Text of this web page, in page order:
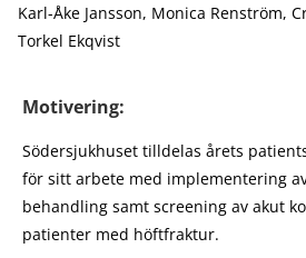
Karl-Åke Jansson, Monica Renström,
Torkel Ekqvist
Motivering:
Södersjukhuset tilldelas årets
för sitt arbete med implementering
behandling samt screening av akut
patienter med höftfraktur.